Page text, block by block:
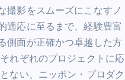
撮影をスムーズにこなすノ
適応に至るまで、経験豊富
側面が正確かつ卓越した方
れぞれのプロジェクトに応
ない、ニッポン・プロダク